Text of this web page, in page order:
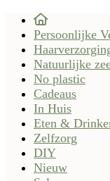
Persoonlijke
Natuurlijke
No plastic
Cadeaus
In Huis
Eten &
Zelfzorg
DIY
Nieuw